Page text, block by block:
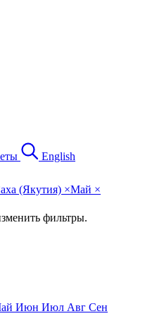
English
(Якутия) ×Май ×
фильтры.
Июн Июл Авг Сен